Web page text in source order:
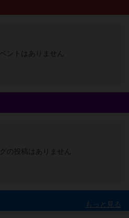
ントはありません
の投稿はありません
もっと見る